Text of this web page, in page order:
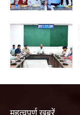
महत्वपूर्ण खबरें